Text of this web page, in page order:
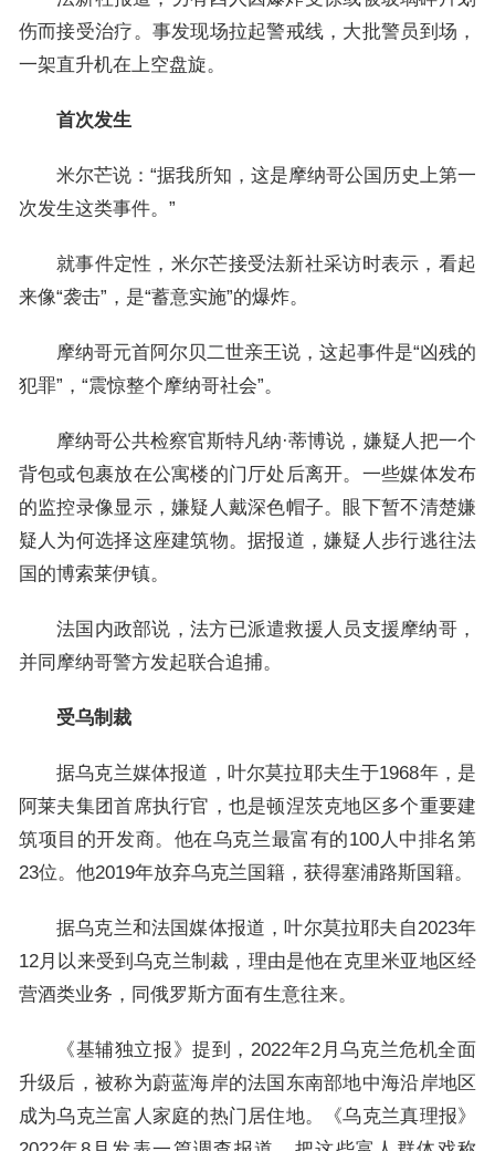
伤而接受治疗。事发现场拉起警戒线，大批警员到场，
一架直升机在上空盘旋。
首次发生
米尔芒说：“据我所知，这是摩纳哥公国历史上第一
次发生这类事件。”
就事件定性，米尔芒接受法新社采访时表示，看起
来像“袭击”，是“蓄意实施”的爆炸。
摩纳哥元首阿尔贝二世亲王说，这起事件是“凶残的
犯罪”，“震惊整个摩纳哥社会”。
摩纳哥公共检察官斯特凡纳·蒂博说，嫌疑人把一个
背包或包裹放在公寓楼的门厅处后离开。一些媒体发布
的监控录像显示，嫌疑人戴深色帽子。眼下暂不清楚嫌
疑人为何选择这座建筑物。据报道，嫌疑人步行逃往法
国的博索莱伊镇。
法国内政部说，法方已派遣救援人员支援摩纳哥，
并同摩纳哥警方发起联合追捕。
受乌制裁
据乌克兰媒体报道，叶尔莫拉耶夫生于1968年，是
阿莱夫集团首席执行官，也是顿涅茨克地区多个重要建
筑项目的开发商。他在乌克兰最富有的100人中排名第
23位。他2019年放弃乌克兰国籍，获得塞浦路斯国籍。
据乌克兰和法国媒体报道，叶尔莫拉耶夫自2023年
12月以来受到乌克兰制裁，理由是他在克里米亚地区经
营酒类业务，同俄罗斯方面有生意往来。
《基辅独立报》提到，2022年2月乌克兰危机全面
升级后，被称为蔚蓝海岸的法国东南部地中海沿岸地区
成为乌克兰富人家庭的热门居住地。《乌克兰真理报》